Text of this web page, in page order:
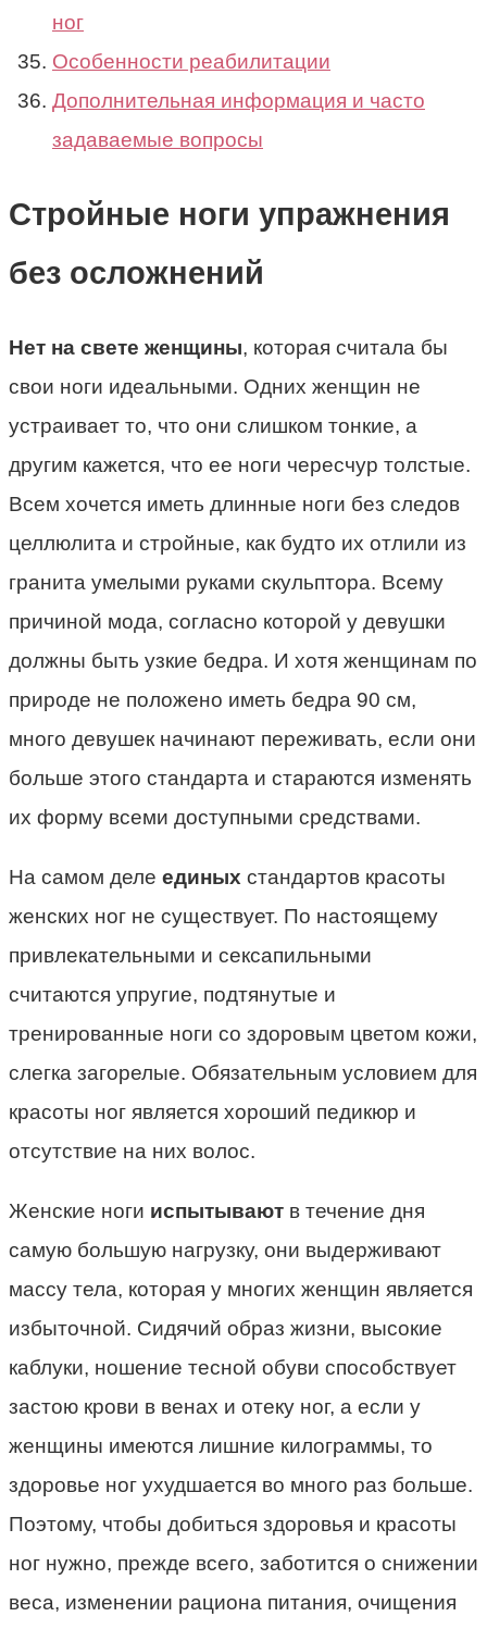
ног
Особенности реабилитации
Дополнительная информация и часто
задаваемые вопросы
Стройные ноги упражнения
без осложнений
Нет на свете женщины, которая считала бы
свои ноги идеальными. Одних женщин не
устраивает то, что они слишком тонкие, а
другим кажется, что ее ноги чересчур толстые.
Всем хочется иметь длинные ноги без следов
целлюлита и стройные, как будто их отлили из
гранита умелыми руками скульптора. Всему
причиной мода, согласно которой у девушки
должны быть узкие бедра. И хотя женщинам по
природе не положено иметь бедра 90 см,
много девушек начинают переживать, если они
больше этого стандарта и стараются изменять
их форму всеми доступными средствами.
На самом деле единых стандартов красоты
женских ног не существует. По настоящему
привлекательными и сексапильными
считаются упругие, подтянутые и
тренированные ноги со здоровым цветом кожи,
слегка загорелые. Обязательным условием для
красоты ног является хороший педикюр и
отсутствие на них волос.
Женские ноги испытывают в течение дня
самую большую нагрузку, они выдерживают
массу тела, которая у многих женщин является
избыточной. Сидячий образ жизни, высокие
каблуки, ношение тесной обуви способствует
застою крови в венах и отеку ног, а если у
женщины имеются лишние килограммы, то
здоровье ног ухудшается во много раз больше.
Поэтому, чтобы добиться здоровья и красоты
ног нужно, прежде всего, заботится о снижении
веса, изменении рациона питания, очищения